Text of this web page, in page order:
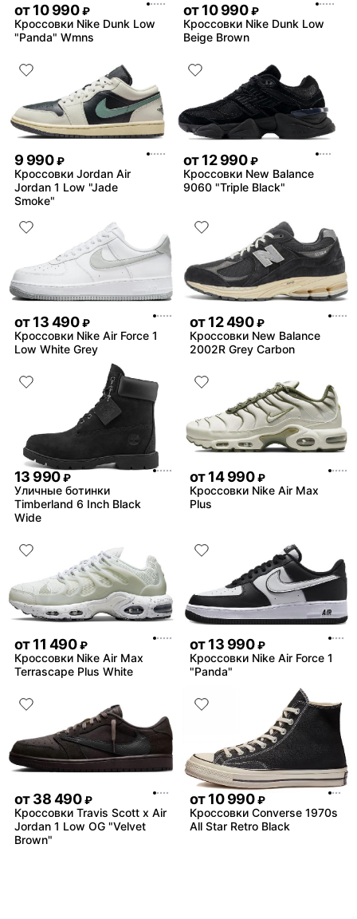
от10 990 ₽
Кроссовки Nike Dunk Low
"Panda" Wmns
от10 990 ₽
Кроссовки Nike Dunk Low
Beige Brown
9 990 ₽
Кроссовки Jordan Air
Jordan 1 Low "Jade
Smoke"
от12 990 ₽
Кроссовки New Balance
9060 "Triple Black"
от13 490 ₽
Кроссовки Nike Air Force 1
Low White Grey
от12 490 ₽
Кроссовки New Balance
2002R Grey Carbon
13 990 ₽
Уличные ботинки
Timberland 6 Inch Black
Wide
от14 990 ₽
Кроссовки Nike Air Max
Plus
от11 490 ₽
Кроссовки Nike Air Max
Terrascape Plus White
от13 990 ₽
Кроссовки Nike Air Force 1
"Panda"
от38 490 ₽
Кроссовки Travis Scott x Air
Jordan 1 Low OG "Velvet
Brown"
от10 990 ₽
Кроссовки Converse 1970s
All Star Retro Black